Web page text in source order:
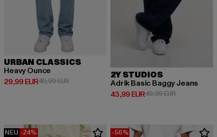
URBAN CLASSICS
Heavy Ounce
29,99 EUR
Derzeitiger Preis: 29,99 EUR
49,99 EURAktionspreis: 49,99 EUR
2Y STUDIOS
Adrik Basic Baggy Jeans
43,99 EUR
Derzeitiger Preis: 43,99 EUR
49,99 EURAktionspreis:
NEU -24% -56%